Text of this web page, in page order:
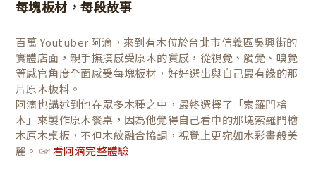
每塊板材，每段故事
百萬 Youtuber 阿滴，來到有木位於台北市信義區吳興街的
實體店面，親手撫摸感受原木的質感，從視覺、觸覺、嗅覺
等感官角度全面感受每塊板材，好好選出與自己最有緣的那
片原木板料。
阿滴也講述到他在眾多木種之中，最終選擇了「索羅門檜
木」來製作原木餐桌，因為他覺得自己看中的那塊索羅門檜
木原木桌板，不但木紋融合協調，視覺上更宛如水彩畫般美
麗。 ☞ 看阿滴完整體驗